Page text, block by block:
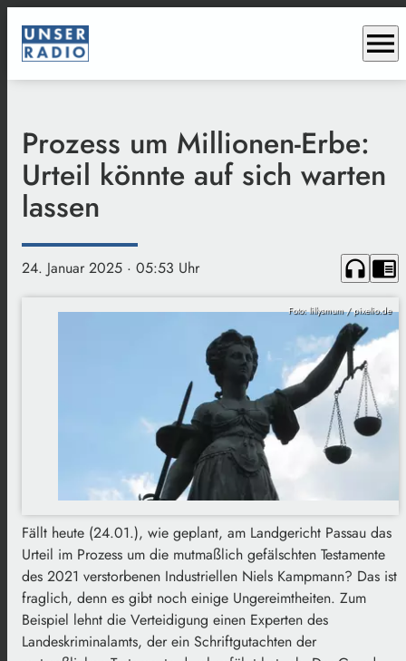
menu
Prozess um Millionen-Erbe:
Urteil könnte auf sich warten
lassen
24. Januar 2025 · 05:53 Uhr headphones chrome_reader_mode
Foto: lillysmum / pixelio.de
Fällt heute (24.01.), wie geplant, am Landgericht Passau das
Urteil im Prozess um die mutmaßlich gefälschten Testamente
des 2021 verstorbenen Industriellen Niels Kampmann? Das ist
fraglich, denn es gibt noch einige Ungereimtheiten. Zum
Beispiel lehnt die Verteidigung einen Experten des
Landeskriminalamts, der ein Schriftgutachten der